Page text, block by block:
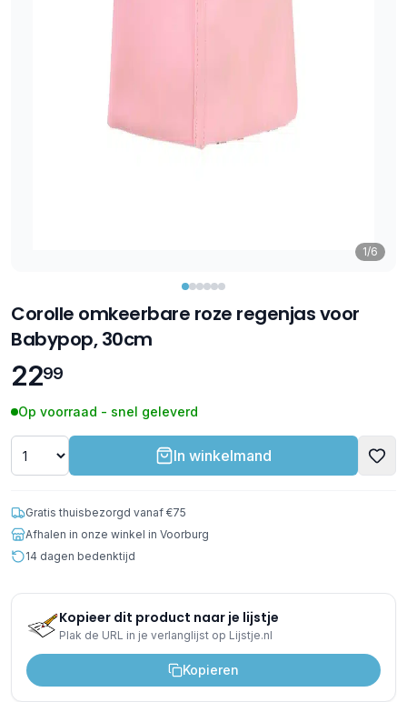
1/6
Corolle omkeerbare roze regenjas voor
Babypop, 30cm
2299
Op voorraad - snel geleverd
In winkelmand
Gratis thuisbezorgd vanaf €75
Afhalen in onze winkel in Voorburg
14 dagen bedenktijd
Kopieer dit product naar je lijstje
Plak de URL in je verlanglijst op Lijstje.nl
Kopieren